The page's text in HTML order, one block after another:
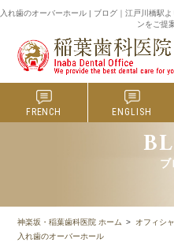
入れ歯のオーバーホール | ブログ｜江戸川橋駅
ンをご提
FRENCH ENGLISH
ブ
神楽坂・稲葉歯科医院 ホーム
オフィシ
入れ歯のオーバーホール